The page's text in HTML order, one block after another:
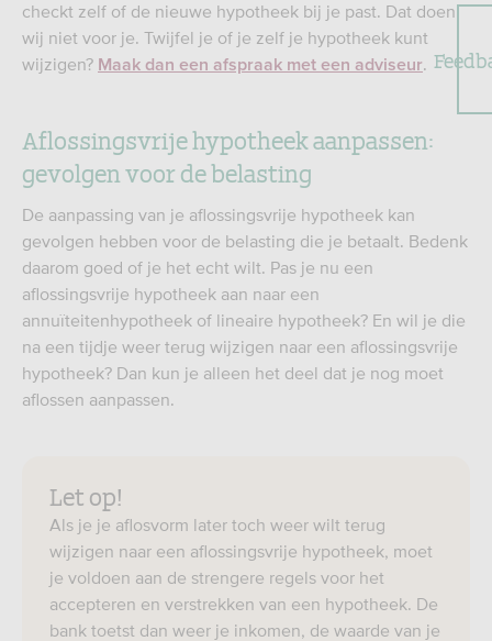
checkt zelf of de nieuwe hypotheek bij je past. Dat doen
wij niet voor je. Twijfel je of je zelf je hypotheek kunt
wijzigen? Maak dan een afspraak met een adviseur.
Aflossingsvrije hypotheek aanpassen:
gevolgen voor de belasting
De aanpassing van je aflossingsvrije hypotheek kan
gevolgen hebben voor de belasting die je betaalt. Bedenk
daarom goed of je het echt wilt. Pas je nu een
aflossingsvrije hypotheek aan naar een
annuïteitenhypotheek of lineaire hypotheek? En wil je die
na een tijdje weer terug wijzigen naar een aflossingsvrije
hypotheek? Dan kun je alleen het deel dat je nog moet
aflossen aanpassen.
Let op!
Als je je aflosvorm later toch weer wilt terug
wijzigen naar een aflossingsvrije hypotheek, moet
je voldoen aan de strengere regels voor het
accepteren en verstrekken van een hypotheek. De
bank toetst dan weer je inkomen, de waarde van je